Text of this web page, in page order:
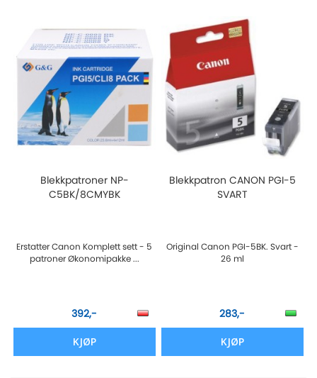
Blekkpatroner NP-
C5BK/8CMYBK
Erstatter Canon Komplett sett - 5
patroner Økonomipakke ...
392,-
KJØP
Blekkpatron CANON PGI-5
SVART
Original Canon PGI-5BK. Svart -
26 ml
283,-
KJØP